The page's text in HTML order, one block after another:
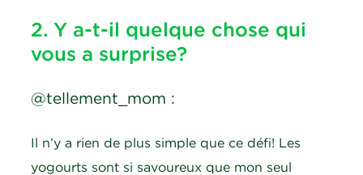
2. Y a-t-il quelque chose qui
vous a surprise?
@tellement_mom :
Il n’y a rien de plus simple que ce défi! Les
yogourts sont si savoureux que mon seul